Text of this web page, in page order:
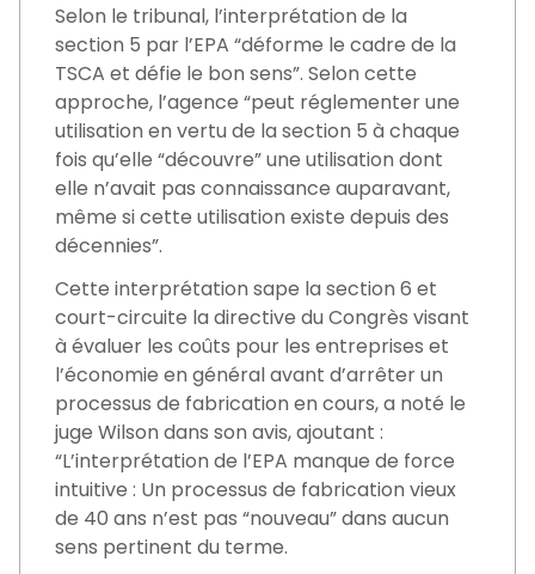
Selon le tribunal, l’interprétation de la
section 5 par l’EPA “déforme le cadre de la
TSCA et défie le bon sens”. Selon cette
approche, l’agence “peut réglementer une
utilisation en vertu de la section 5 à chaque
fois qu’elle “découvre” une utilisation dont
elle n’avait pas connaissance auparavant,
même si cette utilisation existe depuis des
décennies”.
Cette interprétation sape la section 6 et
court-circuite la directive du Congrès visant
à évaluer les coûts pour les entreprises et
l’économie en général avant d’arrêter un
processus de fabrication en cours, a noté le
juge Wilson dans son avis, ajoutant :
“L’interprétation de l’EPA manque de force
intuitive : Un processus de fabrication vieux
de 40 ans n’est pas “nouveau” dans aucun
sens pertinent du terme.